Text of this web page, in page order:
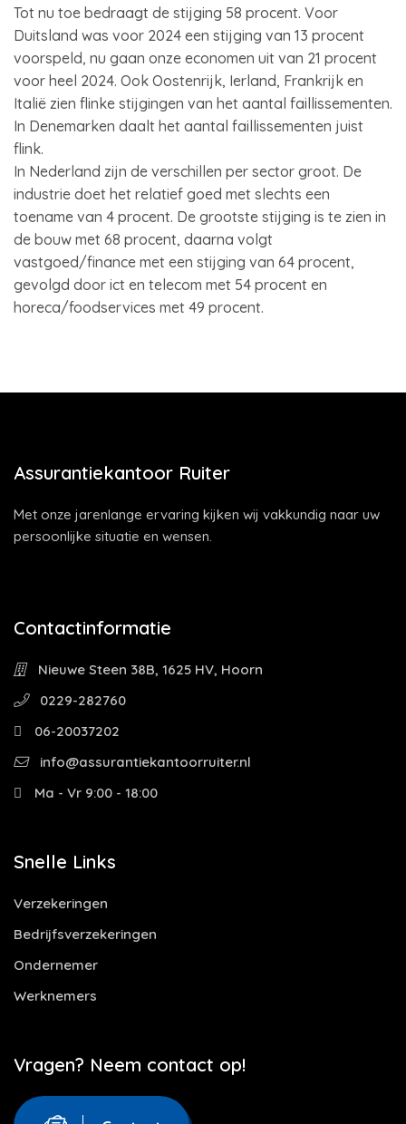
Tot nu toe bedraagt de stijging 58 procent. Voor
Duitsland was voor 2024 een stijging van 13 procent
voorspeld, nu gaan onze economen uit van 21 procent
voor heel 2024. Ook Oostenrijk, Ierland, Frankrijk en
Italië zien flinke stijgingen van het aantal faillissementen.
In Denemarken daalt het aantal faillissementen juist
flink.
In Nederland zijn de verschillen per sector groot. De
industrie doet het relatief goed met slechts een
toename van 4 procent. De grootste stijging is te zien in
de bouw met 68 procent, daarna volgt
vastgoed/finance met een stijging van 64 procent,
gevolgd door ict en telecom met 54 procent en
horeca/foodservices met 49 procent.
Assurantiekantoor Ruiter
Met onze jarenlange ervaring kijken wij vakkundig naar uw
persoonlijke situatie en wensen.
Contactinformatie
Nieuwe Steen 38B, 1625 HV, Hoorn
0229-282760
06-20037202
info@assurantiekantoorruiter.nl
Ma - Vr 9:00 - 18:00
Snelle Links
Verzekeringen
Bedrijfsverzekeringen
Ondernemer
Werknemers
Vragen? Neem contact op!